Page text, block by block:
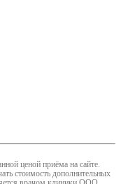
ценой приёма на сайте.
стоимость дополнительных